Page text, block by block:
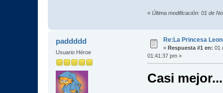
« Última modificación: 01 de
paddddd
Usuario Héroe
Re:La Princesa
« Respuesta #1 en: 01
01:41:37 pm »
Casi mejor...